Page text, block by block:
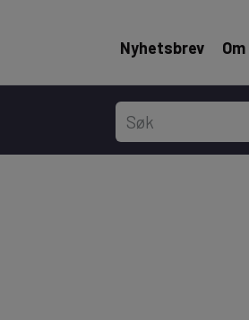
Header
Nyhetsbrev